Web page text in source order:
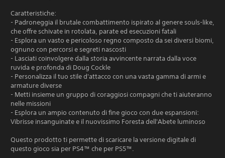
Caratteristiche:
- Padroneggia il brutale combattimento ispirato al genere souls-like,
che offre schivate in rotolata, parate ed esecuzioni fatali
- Esplora un vasto e pericoloso regno composto da sei diversi biomi,
ognuno con percorsi e segreti nascosti
- Lasciati coinvolgere dalla storia avvincente narrata dalla voce
ruvida e profonda di Doug Cockle
- Personalizza il tuo stile d'attacco con una vasta gamma di armi e
armature diverse
- Metti insieme un gruppo di coraggiosi compagni che ti aiuteranno
nelle missioni
- Esplora un ampio contenuto di fine gioco con due espansioni:
Vibrisse insanguinate e il nuovissimo Foresta dell'Abete luminoso
Questo prodotto ti permette di scaricare la versione digitale di
questo gioco sia per PS4™ che per PS5™.